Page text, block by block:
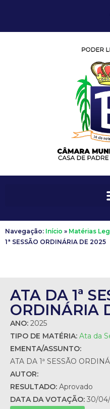
Navegação: Início » Matérias
1ª SESSÃO ORDINÁRIA DE 2025
ATA DA 1ª
ORDINÁRIA
ANO: 2025
TIPO DE MATÉRIA: Ata da
EMENTA/ASSUNTO:
ATA DA 1ª SESSÃO
AUTOR:
RESULTADO: Aprovado
DATA DA VOTAÇÃO: 30/